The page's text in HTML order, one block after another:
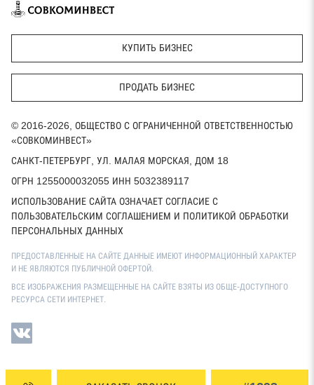
КУПИТЬ БИЗНЕС
ПРОДАТЬ БИЗНЕС
© 2016-2026, ОБЩЕСТВО С ОГРАНИЧЕННОЙ ОТВЕТСТВЕННОСТЬЮ
«СОВКОМИНВЕСТ»
САНКТ-ПЕТЕРБУРГ, УЛ. МАЛАЯ МОРСКАЯ, ДОМ 18
ОГРН 1255000032055 ИНН 5032389117
ИСПОЛЬЗОВАНИЕ САЙТА ОЗНАЧАЕТ СОГЛАСИЕ С
ПОЛЬЗОВАТЕЛЬСКИМ СОГЛАШЕНИЕМ И ПОЛИТИКОЙ ОБРАБОТКИ
ПЕРСОНАЛЬНЫХ ДАННЫХ
ПРЕДОСТАВЛЕННЫЕ НА САЙТЕ ДАННЫЕ ИМЕЮТ ИНФОРМАЦИОННЫЙ ХАРАКТЕР
И НЕ ЯВЛЯЮТСЯ ПУБЛИЧНОЙ ОФЕРТОЙ.
ВСЕ ИЗОБРАЖЕНИЯ РАЗМЕЩЕННЫЕ НА САЙТЕ ВЗЯТЫ ИЗ ОБЩЕ-ДОСТУПНОГО
РЕСУРСА СЕТИ ИНТЕРНЕТ.